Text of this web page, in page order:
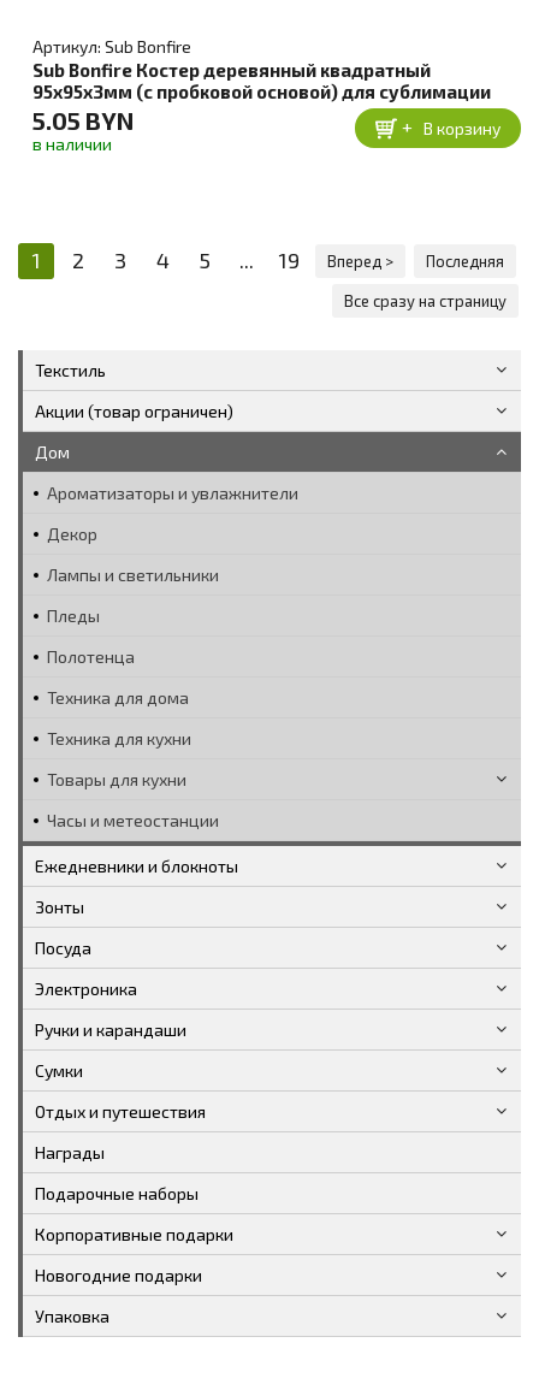
Артикул: Sub Bonfire
Sub Bonfire Костер деревянный квадратный
95х95х3мм (с пробковой основой) для сублимации
5.05 BYN
в наличии
+ В корзину
1 2 3 4 5 ... 19 Вперед > Последняя
Все сразу на страницу
Текстиль
Акции (товар ограничен)
Дом
Ароматизаторы и увлажнители
Декор
Лампы и светильники
Пледы
Полотенца
Техника для дома
Техника для кухни
Товары для кухни
Часы и метеостанции
Ежедневники и блокноты
Зонты
Посуда
Электроника
Ручки и карандаши
Сумки
Отдых и путешествия
Награды
Подарочные наборы
Корпоративные подарки
Новогодние подарки
Упаковка